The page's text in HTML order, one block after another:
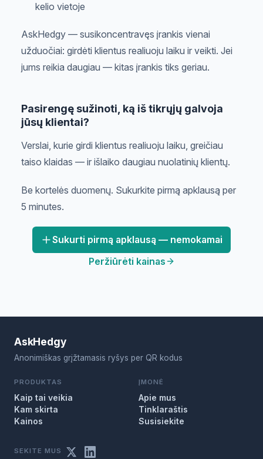
kelio vietoje
AskHedgy — susikoncentravęs įrankis vienai
užduočiai: girdėti klientus realiuoju laiku ir veikti. Jei
jums reikia daugiau — kitas įrankis tiks geriau.
Pasirengę sužinoti, ką iš tikrųjų galvoja
jūsų klientai?
Verslai, kurie girdi klientus realiuoju laiku, greičiau
taiso klaidas — ir išlaiko daugiau nuolatinių klientų.
Be kortelės duomenų. Sukurkite pirmą apklausą per
5 minutes.
Sukurti pirmą apklausą — nemokamai
Peržiūrėti kainas
AskHedgy
Anonimiškas grįžtamasis ryšys per QR kodus
PRODUKTAS
Kaip tai veikia
Kam skirta
Kainos
ĮMONĖ
Apie mus
Tinklaraštis
Susisiekite
SEKITE MUS